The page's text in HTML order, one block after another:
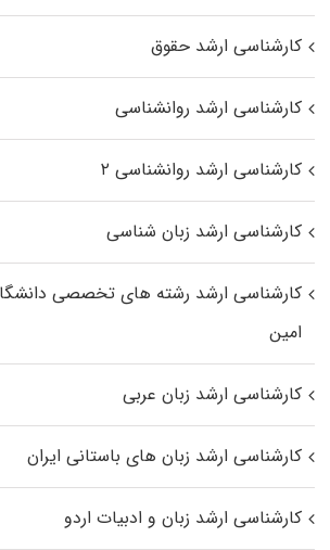
کارشناسی ارشد حقوق
کارشناسی ارشد روانشناسی
کارشناسی ارشد روانشناسی ۲
کارشناسی ارشد زبان شناسی
کارشناسی ارشد رﺷﺘﻪ ﻫﺎی تخصصی
اﻣﻴﻦ
کارشناسی ارشد زبان عربی
کارشناسی ارشد زبان‌ های باستانی ایران
کارشناسی ارشد زبان و ادبیات اردو